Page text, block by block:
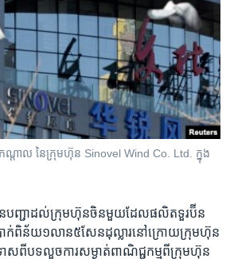
តាល នៃក្រុមហ៊ុន Sinovel Wind Co. Ltd. ក្នុង
ានបញ្ជាដល់ក្រុមហ៊ុនចិនមួយដែលផលិតទួរប៊ីន
រាក់ពិន័យ១លាន៥សែនដុល្លារនៅក្រោយក្រុមហ៊ុន
សពីបទលួចការសម្ងាត់ពាណិជ្ជកម្មពីក្រុមហ៊ុន